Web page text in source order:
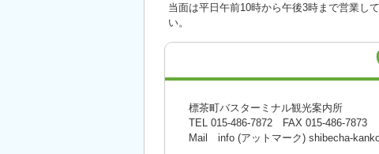
当面は平日午前10時から午後3時まで営業し
い。
標茶町バスターミナル観光案内所
TEL 015-486-7872 FAX 015-486-7873
Mail info (アットマーク) shibecha-